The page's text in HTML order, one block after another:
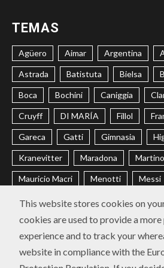
TEMAS
Agüero Aimar Argentina
Astrada Batistuta Bielsa
Boca Bochini Caniggia
Cruyff DI MARÍA Fillol
Gareca Gatti Gimnasia
Kranevitter Maradona Martino
Mauricio Macri Menotti Messi
Passarella Pochettino Racing
Riquelme River Russo
Selección Argentina Trobbiani
This website stores cookies on
cookies are used to provide a
experience and to track your
website in compliance with the